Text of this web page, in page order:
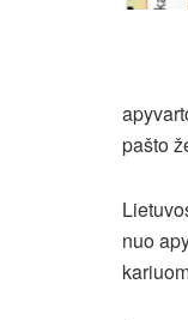
pašto
nuo